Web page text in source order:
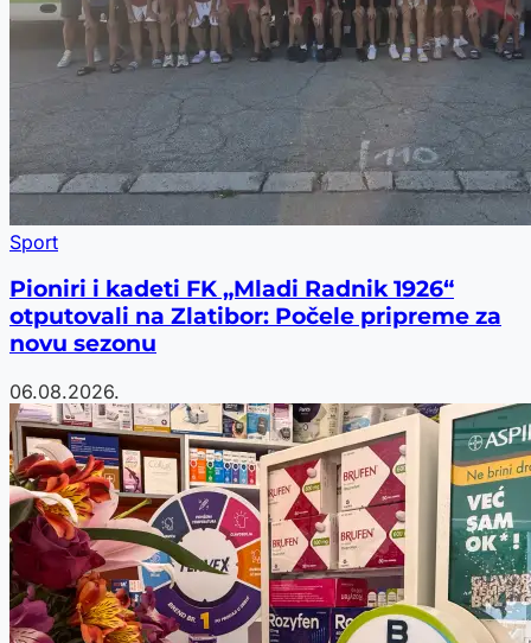
Sport
Pioniri i kadeti FK „Mladi Radnik 1926“
otputovali na Zlatibor: Počele pripreme za
novu sezonu
06.08.2026.